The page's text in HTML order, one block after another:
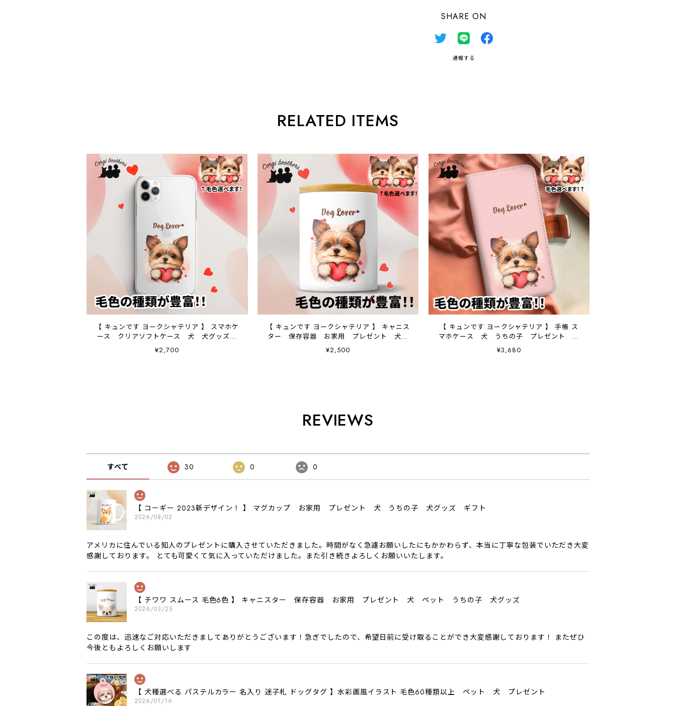
SHARE ON
通報する
RELATED ITEMS
【 キュンです ヨークシャテリア 】 スマホケ
ース クリアソフトケース 犬 犬グッズ
プレゼント アンドロイド対応
¥2,700
【 キュンです ヨークシャテリア 】 キャニス
ター 保存容器 お家用 プレゼント 犬
ペット うちの子 犬グッズ
¥2,500
【 キュンです ヨークシャテリア 】 手帳 ス
マホケース 犬 うちの子 プレゼント ペ
ット Android対応
¥3,680
REVIEWS
すべて 30 0 0
【 コーギー 2023新デザイン！ 】 マグカップ お家用 プレゼント 犬 うちの子 犬グッズ ギフト
2026/08/02
アメリカに住んでいる知人のプレゼントに購入させていただきました。時間がなく急遽お願いしたにもかかわらず、本当に丁寧な包装でいただき大変
感謝しております。 とても可愛くて気に入っていただけました。また引き続きよろしくお願いいたします。
【 チワワ スムース 毛色6色 】 キャニスター 保存容器 お家用 プレゼント 犬 ペット うちの子 犬グッズ
2026/03/25
この度は、迅速なご対応いただきましてありがとうございます！急ぎでしたので、希望日前に受け取ることができ大変感謝しております！ またぜひ
今後ともよろしくお願いします
【 犬種選べる パステルカラー 名入り 迷子札 ドッグタグ 】水彩画風イラスト 毛色60種類以上 ペット 犬 プレゼント
2026/01/16